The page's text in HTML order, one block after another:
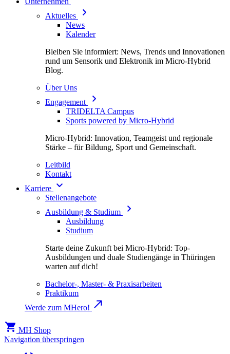
Aktuelles
News
Kalender
Bleiben Sie informiert: News, Trends und Innovationen
rund um Sensorik und Elektronik im Micro-Hybrid
Blog.
Über Uns
Engagement
TRIDELTA Campus
Sports powered by Micro-Hybrid
Micro-Hybrid: Innovation, Teamgeist und regionale
Stärke – für Bildung, Sport und Gemeinschaft.
Leitbild
Kontakt
Karriere
Stellenangebote
Ausbildung & Studium
Ausbildung
Studium
Starte deine Zukunft bei Micro-Hybrid: Top-
Ausbildungen und duale Studiengänge in Thüringen
warten auf dich!
Bachelor-, Master- & Praxisarbeiten
Praktikum
Werde zum MHero!
MH Shop
Navigation überspringen